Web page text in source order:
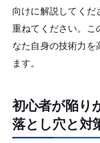
向けに解説してくだ
重ねてください。こ
なた自身の技術力を
ます。
初心者が陥り
落とし穴と対